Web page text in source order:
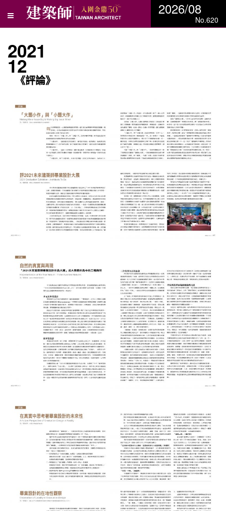
2026/08
No.620
2021
12
《評論》